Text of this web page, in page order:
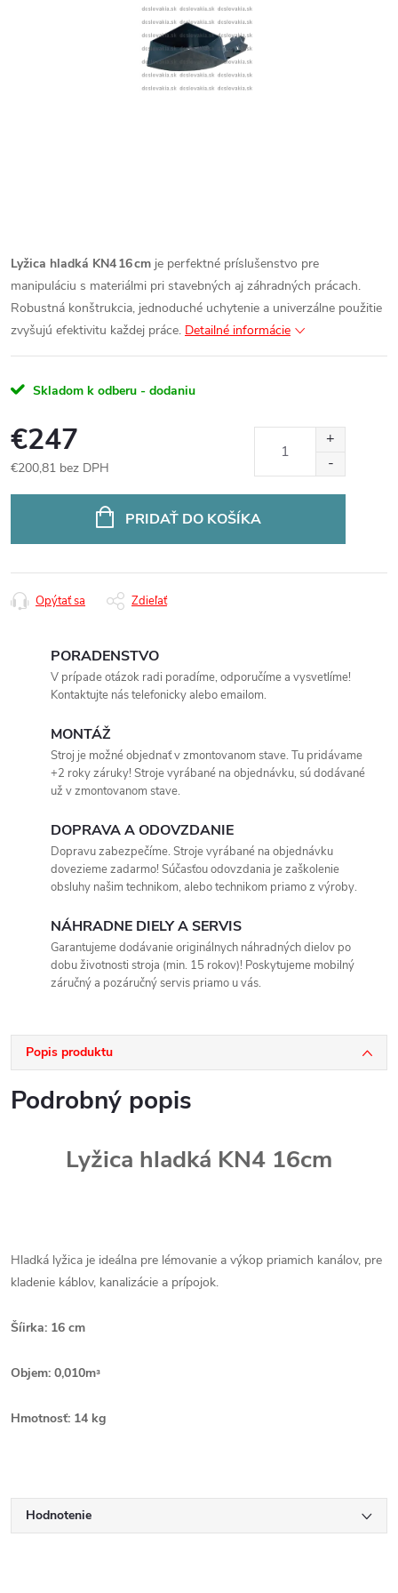
Lyžica hladká KN4 16 cm je perfektné príslušenstvo pre
manipuláciu s materiálmi pri stavebných aj záhradných prácach.
Robustná konštrukcia, jednoduché uchytenie a univerzálne použitie
zvyšujú efektivitu každej práce. Detailné informácie
Skladom k odberu - dodaniu
€247
€200,81 bez DPH
PRIDAŤ DO KOŠÍKA
Opýtať sa Zdieľať
PORADENSTVO
V prípade otázok radi poradíme, odporučíme a vysvetlíme!
Kontaktujte nás telefonicky alebo emailom.
MONTÁŽ
Stroj je možné objednať v zmontovanom stave. Tu pridávame
+2 roky záruky! Stroje vyrábané na objednávku, sú dodávané
už v zmontovanom stave.
DOPRAVA A ODOVZDANIE
Dopravu zabezpečíme. Stroje vyrábané na objednávku
dovezieme zadarmo! Súčasťou odovzdania je zaškolenie
obsluhy našim technikom, alebo technikom priamo z výroby.
NÁHRADNE DIELY A SERVIS
Garantujeme dodávanie originálnych náhradných dielov po
dobu životnosti stroja (min. 15 rokov)! Poskytujeme mobilný
záručný a pozáručný servis priamo u vás.
Popis produktu
Podrobný popis
Lyžica hladká KN4 16cm
Hladká lyžica je ideálna pre lémovanie a výkop priamich kanálov, pre
kladenie káblov, kanalizácie a prípojok.
Šíirka: 16 cm
Objem: 0,010mᶟ
Hmotnosť: 14 kg
Hodnotenie